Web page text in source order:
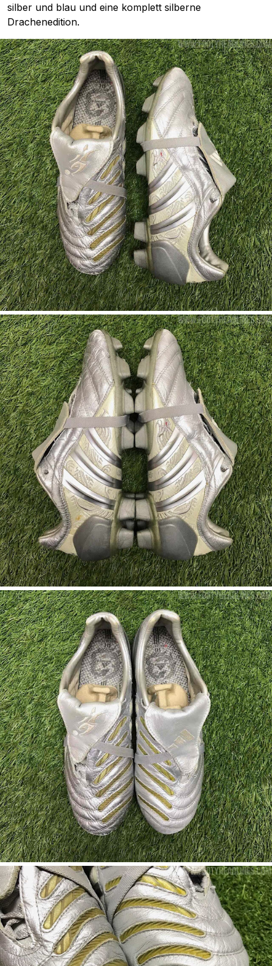
silber und blau und eine komplett silberne
Drachenedition.